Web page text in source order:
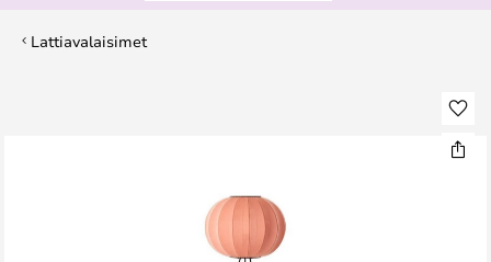
Lattiavalaisimet